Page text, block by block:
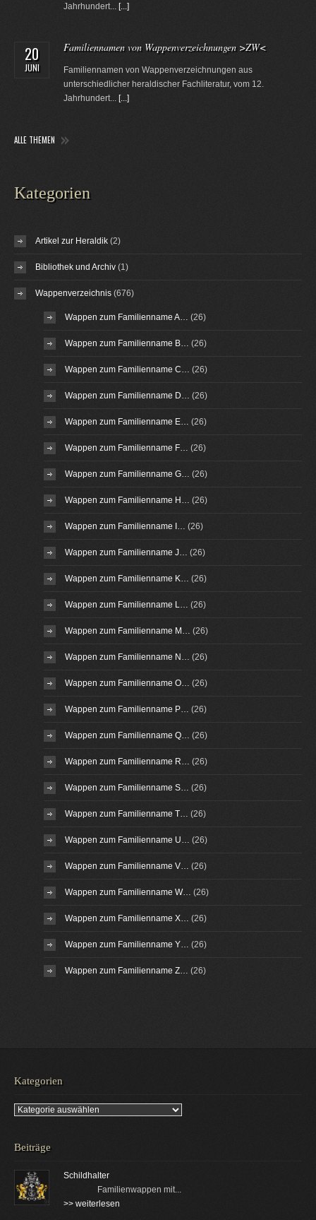
Jahrhundert... [...]
20
JUNI
Familiennamen von Wappenverzeichnungen >ZW<
Familiennamen von Wappenverzeichnungen aus
unterschiedlicher heraldischer Fachliteratur, vom 12.
Jahrhundert... [...]
ALLE THEMEN
Kategorien
Artikel zur Heraldik (2)
Bibliothek und Archiv (1)
Wappenverzeichnis (676)
Wappen zum Familienname A… (26)
Wappen zum Familienname B… (26)
Wappen zum Familienname C… (26)
Wappen zum Familienname D… (26)
Wappen zum Familienname E… (26)
Wappen zum Familienname F… (26)
Wappen zum Familienname G… (26)
Wappen zum Familienname H… (26)
Wappen zum Familienname I… (26)
Wappen zum Familienname J… (26)
Wappen zum Familienname K… (26)
Wappen zum Familienname L… (26)
Wappen zum Familienname M… (26)
Wappen zum Familienname N… (26)
Wappen zum Familienname O… (26)
Wappen zum Familienname P… (26)
Wappen zum Familienname Q… (26)
Wappen zum Familienname R… (26)
Wappen zum Familienname S… (26)
Wappen zum Familienname T… (26)
Wappen zum Familienname U… (26)
Wappen zum Familienname V… (26)
Wappen zum Familienname W… (26)
Wappen zum Familienname X… (26)
Wappen zum Familienname Y… (26)
Wappen zum Familienname Z… (26)
Kategorien
Kategorien
Beiträge
Schildhalter
Familienwappen mit...
>> weiterlesen